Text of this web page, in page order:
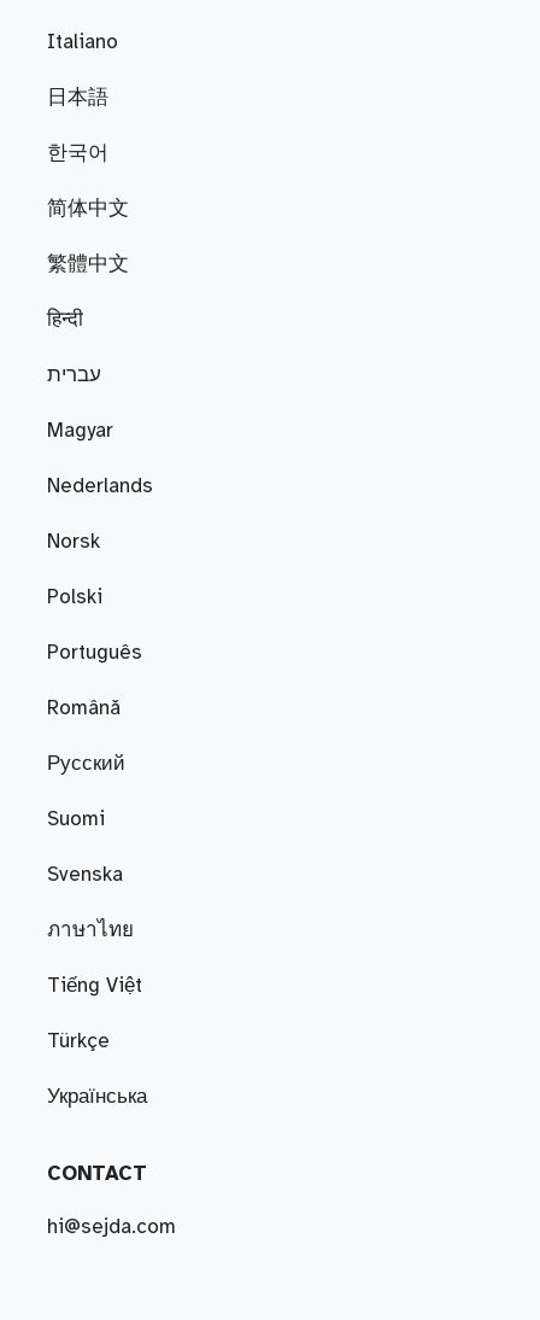
Italiano
日本語
한국어
简体中文
繁體中文
हिन्दी
עברית
Magyar
Nederlands
Norsk
Polski
Português
Română
Русский
Suomi
Svenska
ภาษาไทย
Tiếng Việt
Türkçe
Українська
CONTACT
hi@sejda.com